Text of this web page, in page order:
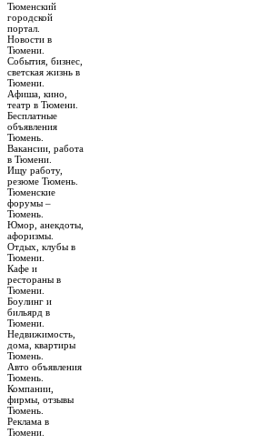
Тюменский
городской
портал.
Новости в
Тюмени.
События, бизнес,
светская жизнь в
Тюмени.
Афиша, кино,
театр в Тюмени.
Бесплатные
объявления
Тюмень.
Вакансии, работа
в Тюмени.
Ищу работу,
резюме Тюмень.
Тюменские
форумы –
Тюмень.
Юмор, анекдоты,
афоризмы.
Отдых, клубы в
Тюмени.
Кафе и
рестораны в
Тюмени.
Боулинг и
бильярд в
Тюмени.
Недвижимость,
дома, квартиры
Тюмень.
Авто объявления
Тюмень.
Компании,
фирмы, отзывы
Тюмень.
Реклама в
Тюмени.